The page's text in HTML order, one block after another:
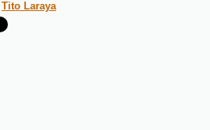
Tito Laraya